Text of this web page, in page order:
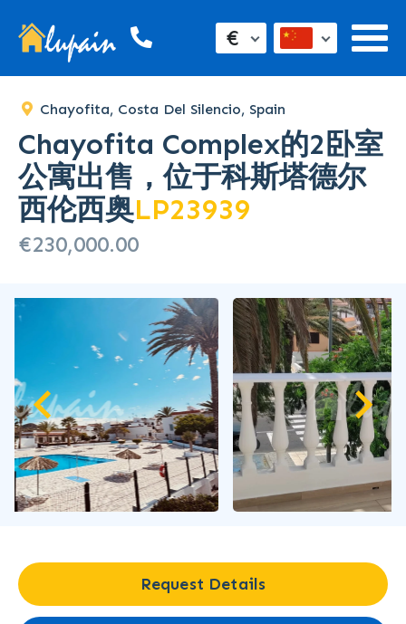
€
Chayofita, Costa Del Silencio, Spain
Chayofita Complex的2卧室
公寓出售，位于科斯塔德尔
西伦西奥LP23939
€230,000.00
Request Details